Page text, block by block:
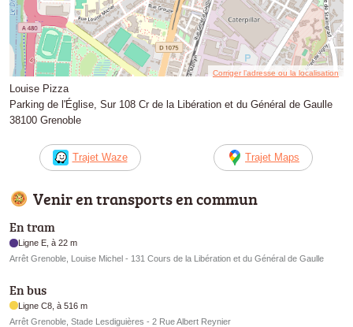
Corriger l’adresse ou la localisation
Louise Pizza
Parking de l'Église, Sur 108 Cr de la Libération et du Général de Gaulle
38100 Grenoble
Trajet Waze Trajet Maps
Venir en transports en commun
En tram
Ligne E, à 22 m
Arrêt Grenoble, Louise Michel - 131 Cours de la Libération et du Général de Gaulle
En bus
Ligne C8, à 516 m
Arrêt Grenoble, Stade Lesdiguières - 2 Rue Albert Reynier